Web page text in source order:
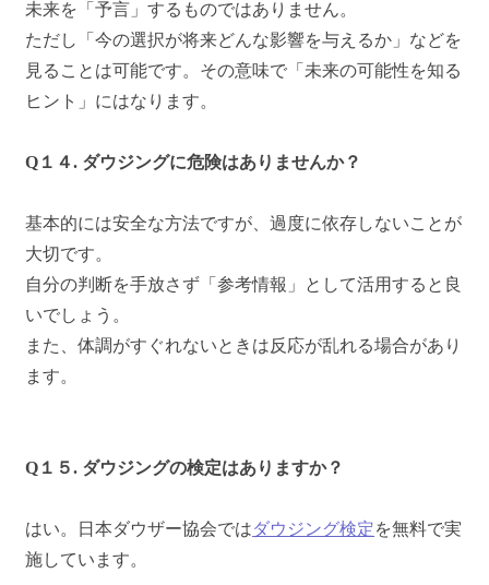
未来を「予言」するものではありません。
ただし「今の選択が将来どんな影響を与えるか」などを
見ることは可能です。その意味で「未来の可能性を知る
ヒント」にはなります。
Q１４. ダウジングに危険はありませんか？
基本的には安全な方法ですが、過度に依存しないことが
大切です。
自分の判断を手放さず「参考情報」として活用すると良
いでしょう。
また、体調がすぐれないときは反応が乱れる場合があり
ます。
Q１５. ダウジングの検定はありますか？
はい。日本ダウザー協会ではダウジング検定を無料で実
施しています。